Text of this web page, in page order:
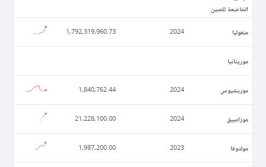
الخاضعة للصين
منغوليا 2024
1,792,319,960.73
موريتانيا
موريشيوس 2024
1,840,762.44
موزامبيق 2024
21,228,100.00
مولدوفا 2023
1,987,200.00